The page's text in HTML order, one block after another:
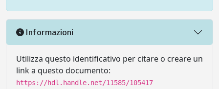
Informazioni
Utilizza questo identificativo per citare o creare un
link a questo documento:
https://hdl.handle.net/11585/105417